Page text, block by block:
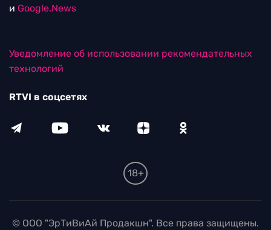
и Google.News
Уведомление об использовании рекомендательных
технологий
RTVI в соцсетях
18+
© ООО "ЭрТиВиАй Продакшн". Все права защищены.